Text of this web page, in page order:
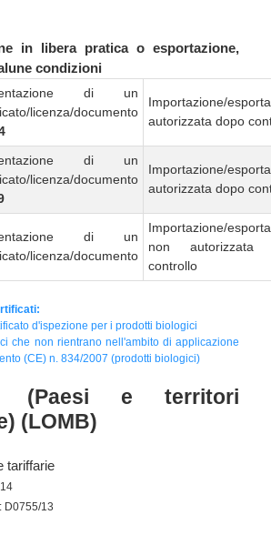
in libera pratica o esportazione,
condizioni
di un
licenza/documento
Importazione/
autorizzata dopo
di un
licenza/documento
Importazione/
autorizzata dopo
di un
licenza/documento
Importazione/
non autorizzata
controllo
d'ispezione per i prodotti biologici
che non rientrano nell'ambito di applicazione
(CE) n. 834/2007 (prodotti biologici)
(Paesi e territori
(LOMB)
tariffarie
D0755/13